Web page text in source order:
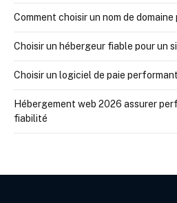
Comment choisir un nom de
Choisir un hébergeur fiable pour un
Choisir un logiciel de paie
Hébergement web 2026 assurer
fiabilité